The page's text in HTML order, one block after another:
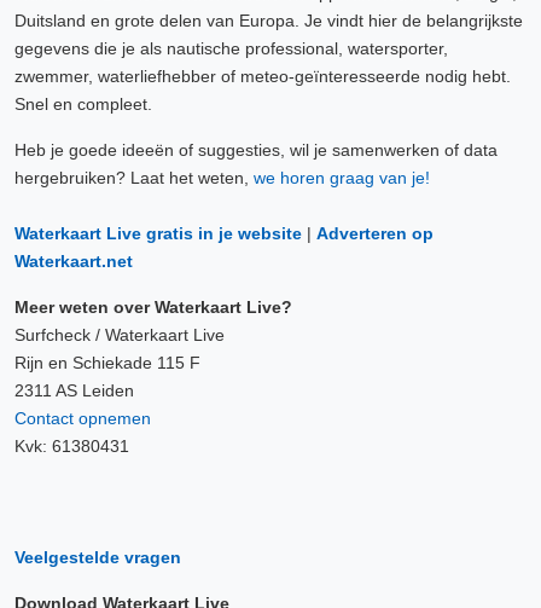
Duitsland en grote delen van Europa. Je vindt hier de belangrijkste
gegevens die je als nautische professional, watersporter,
zwemmer, waterliefhebber of meteo-geïnteresseerde nodig hebt.
Snel en compleet.
Heb je goede ideeën of suggesties, wil je samenwerken of data
hergebruiken? Laat het weten, we horen graag van je!
Waterkaart Live gratis in je website | Adverteren op
Waterkaart.net
Meer weten over Waterkaart Live?
Surfcheck / Waterkaart Live
Rijn en Schiekade 115 F
2311 AS Leiden
Contact opnemen
Kvk: 61380431
Veelgestelde vragen
Download Waterkaart Live